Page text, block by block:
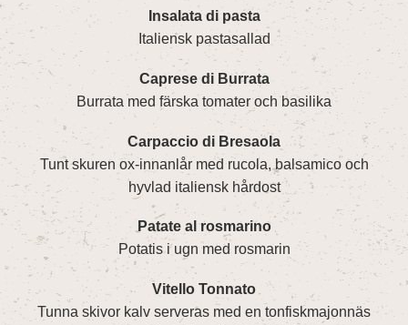
Insalata di pasta
Italiensk pastasallad
Caprese di Burrata
Burrata med färska tomater och basilika
Carpaccio di Bresaola
Tunt skuren ox-innanlår med rucola, balsamico och
hyvlad italiensk hårdost
Patate al rosmarino
Potatis i ugn med rosmarin
Vitello Tonnato
Tunna skivor kalv serveras med en tonfiskmajonnäs